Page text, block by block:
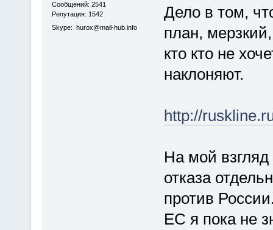
Сообщений: 2541
Репутация: 1542
Skype: hurox@mail-hub.info
Дело в том,
план,
кто кто не
наклоняют.
http://
На мой
отказа
против
ЕС я пока не